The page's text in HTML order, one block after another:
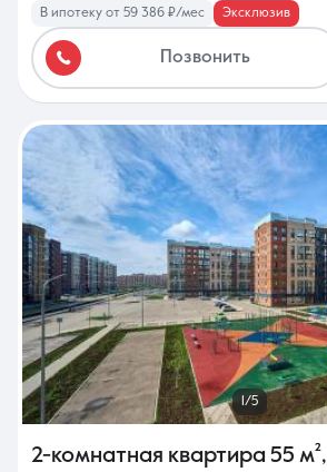
В ипотеку от 59 386 ₽/мес Эксклюзив
Позвонить
1/5
2-комнатная квартира 55 м²,